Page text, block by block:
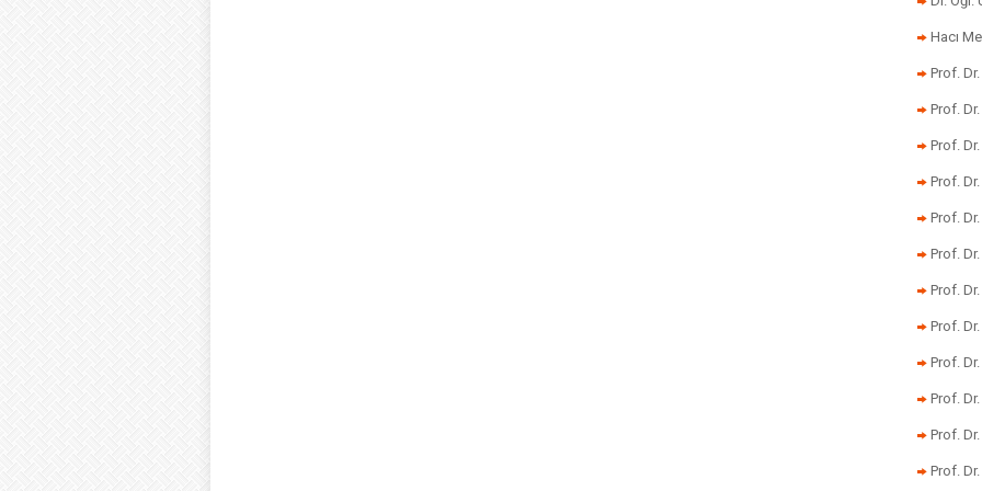
Hacı
Prof.
Prof.
Prof.
Prof.
Prof.
Prof.
Prof.
Prof.
Prof.
Prof.
Prof. Dr.
Prof. Dr.